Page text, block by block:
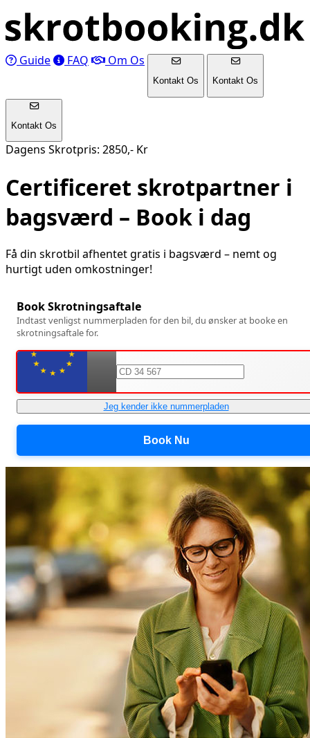
Guide FAQ Om Os
Kontakt Os Kontakt Os
Kontakt Os
Dagens Skrotpris: 2850,- Kr
Certificeret skrotpartner i
bagsværd – Book i dag
Få din skrotbil afhentet gratis i bagsværd – nemt og
hurtigt uden omkostninger!
Book Skrotningsaftale
Indtast venligst nummerpladen for den bil, du ønsker at booke en
skrotningsaftale for.
Jeg kender ikke nummerpladen
Book Nu